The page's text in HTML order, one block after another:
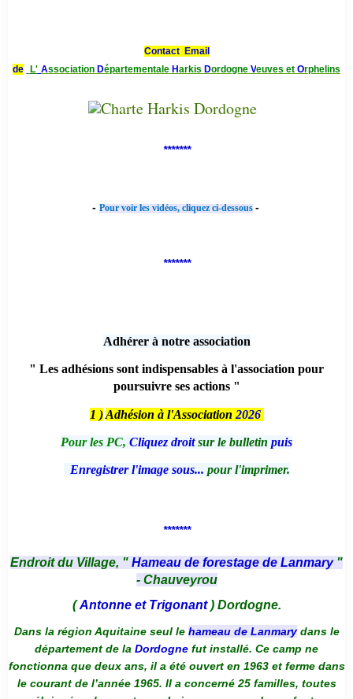
Contact Email
de
L' Association Départementale Harkis Dordogne Veuves et Orphelins
*******
- Pour voir les vidéos, cliquez ci-dessous -
*******
Adhérer à notre association
" Les adhésions sont indispensables à l'association pour
poursuivre ses actions "
1 ) Adhésion à l'Association 2026
Pour les PC, Cliquez droitsur le bulletin puis
Enregistrer l'image sous... pour l'imprimer.
*******
Endroit du Village, " Hameau de forestage de Lanmary "
- Chauveyrou
(Antonne et Trigonant) Dordogne.
Dans la région Aquitaine seul le hameau de Lanmarydans le
département de la Dordogne fut installé. Ce camp ne
fonctionna que deux ans, il a été ouvert en 1963 et ferme dans
le courant de l’année 1965. Il a concerné 25 familles, toutes